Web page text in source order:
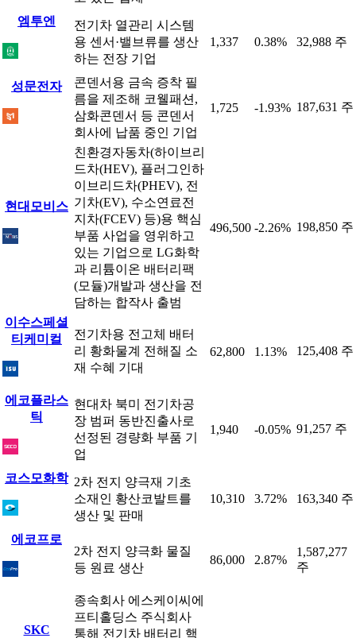
엠투엔
전기차 열관리 시스템
용 센서·밸브류를 생산
하는 전장 기업
1,337 0.38% 32,988 주
성문전자
콘덴서용 금속 증착 필
름을 제조해 코웰패션,
삼화콘덴서 등 콘덴서
회사에 납품 중인 기업
1,725 -1.93% 187,631 주
현대모비스
친환경자동차(하이브리
드차(HEV), 플러그인하
이브리드차(PHEV), 전
기차(EV), 수소연료전
지차(FCEV) 등)용 핵심
부품 사업을 영위하고
있는 기업으로 LG화학
과 리튬이온 배터리팩
(모듈)개발과 생산을 전
담하는 합작사 출범
496,500 -2.26% 198,850 주
이수스페셜
티케미컬
전기차용 전고체 배터
리 황화물계 전해질 소
재 수혜 기대
62,800 1.13% 125,408 주
에코플라스
틱
현대차 북미 전기차공
장 범퍼 동반진출사로
선정된 경량화 부품 기
업
1,940 -0.05% 91,257 주
코스모화학 2차 전지 양극재 기초
소재인 황산코발트를
생산 및 판매
10,310 3.72% 163,340 주
에코프로
2차 전지 양극화 물질
등 원료 생산
86,000 2.87%
1,587,277
주
SKC
종속회사 에스케이씨에
프티홀딩스 주식회사
통해 전기차 배터리 핵